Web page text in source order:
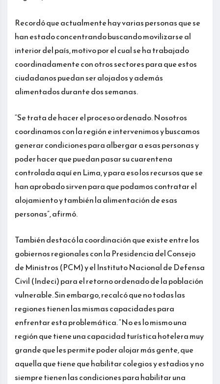
Recordó que actualmente hay varias personas que se
han estado concentrando buscando movilizarse al
interior del país, motivo por el cual se ha trabajado
coordinadamente con otros sectores para que estos
ciudadanos puedan ser alojados y además
alimentados durante dos semanas.
“Se trata de hacer el proceso ordenado. Nosotros
coordinamos con la región e intervenimos y buscamos
generar condiciones para albergar a esas personas y
poder hacer que puedan pasar su cuarentena
controlada aquí en Lima, y para eso los recursos que se
han aprobado sirven para que podamos contratar el
alojamiento y también la alimentación de esas
personas”, afirmó.
También destacó la coordinación que existe entre los
gobiernos regionales con la Presidencia del Consejo
de Ministros (PCM) y el Instituto Nacional de Defensa
Civil (Indeci) para el retorno ordenado de la población
vulnerable. Sin embargo, recalcó que no todas las
regiones tienen las mismas capacidades para
enfrentar esta problemática. “No es lo mismo una
región que tiene una capacidad turística hotelera muy
grande que les permite poder alojar más gente, que
aquella que tiene que habilitar colegios y estadios y no
siempre tienen las condiciones para habilitar una